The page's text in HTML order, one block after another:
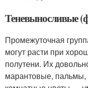
Теневыносливые
Промежуточная
могут расти при
полутени. Их
марантовые,